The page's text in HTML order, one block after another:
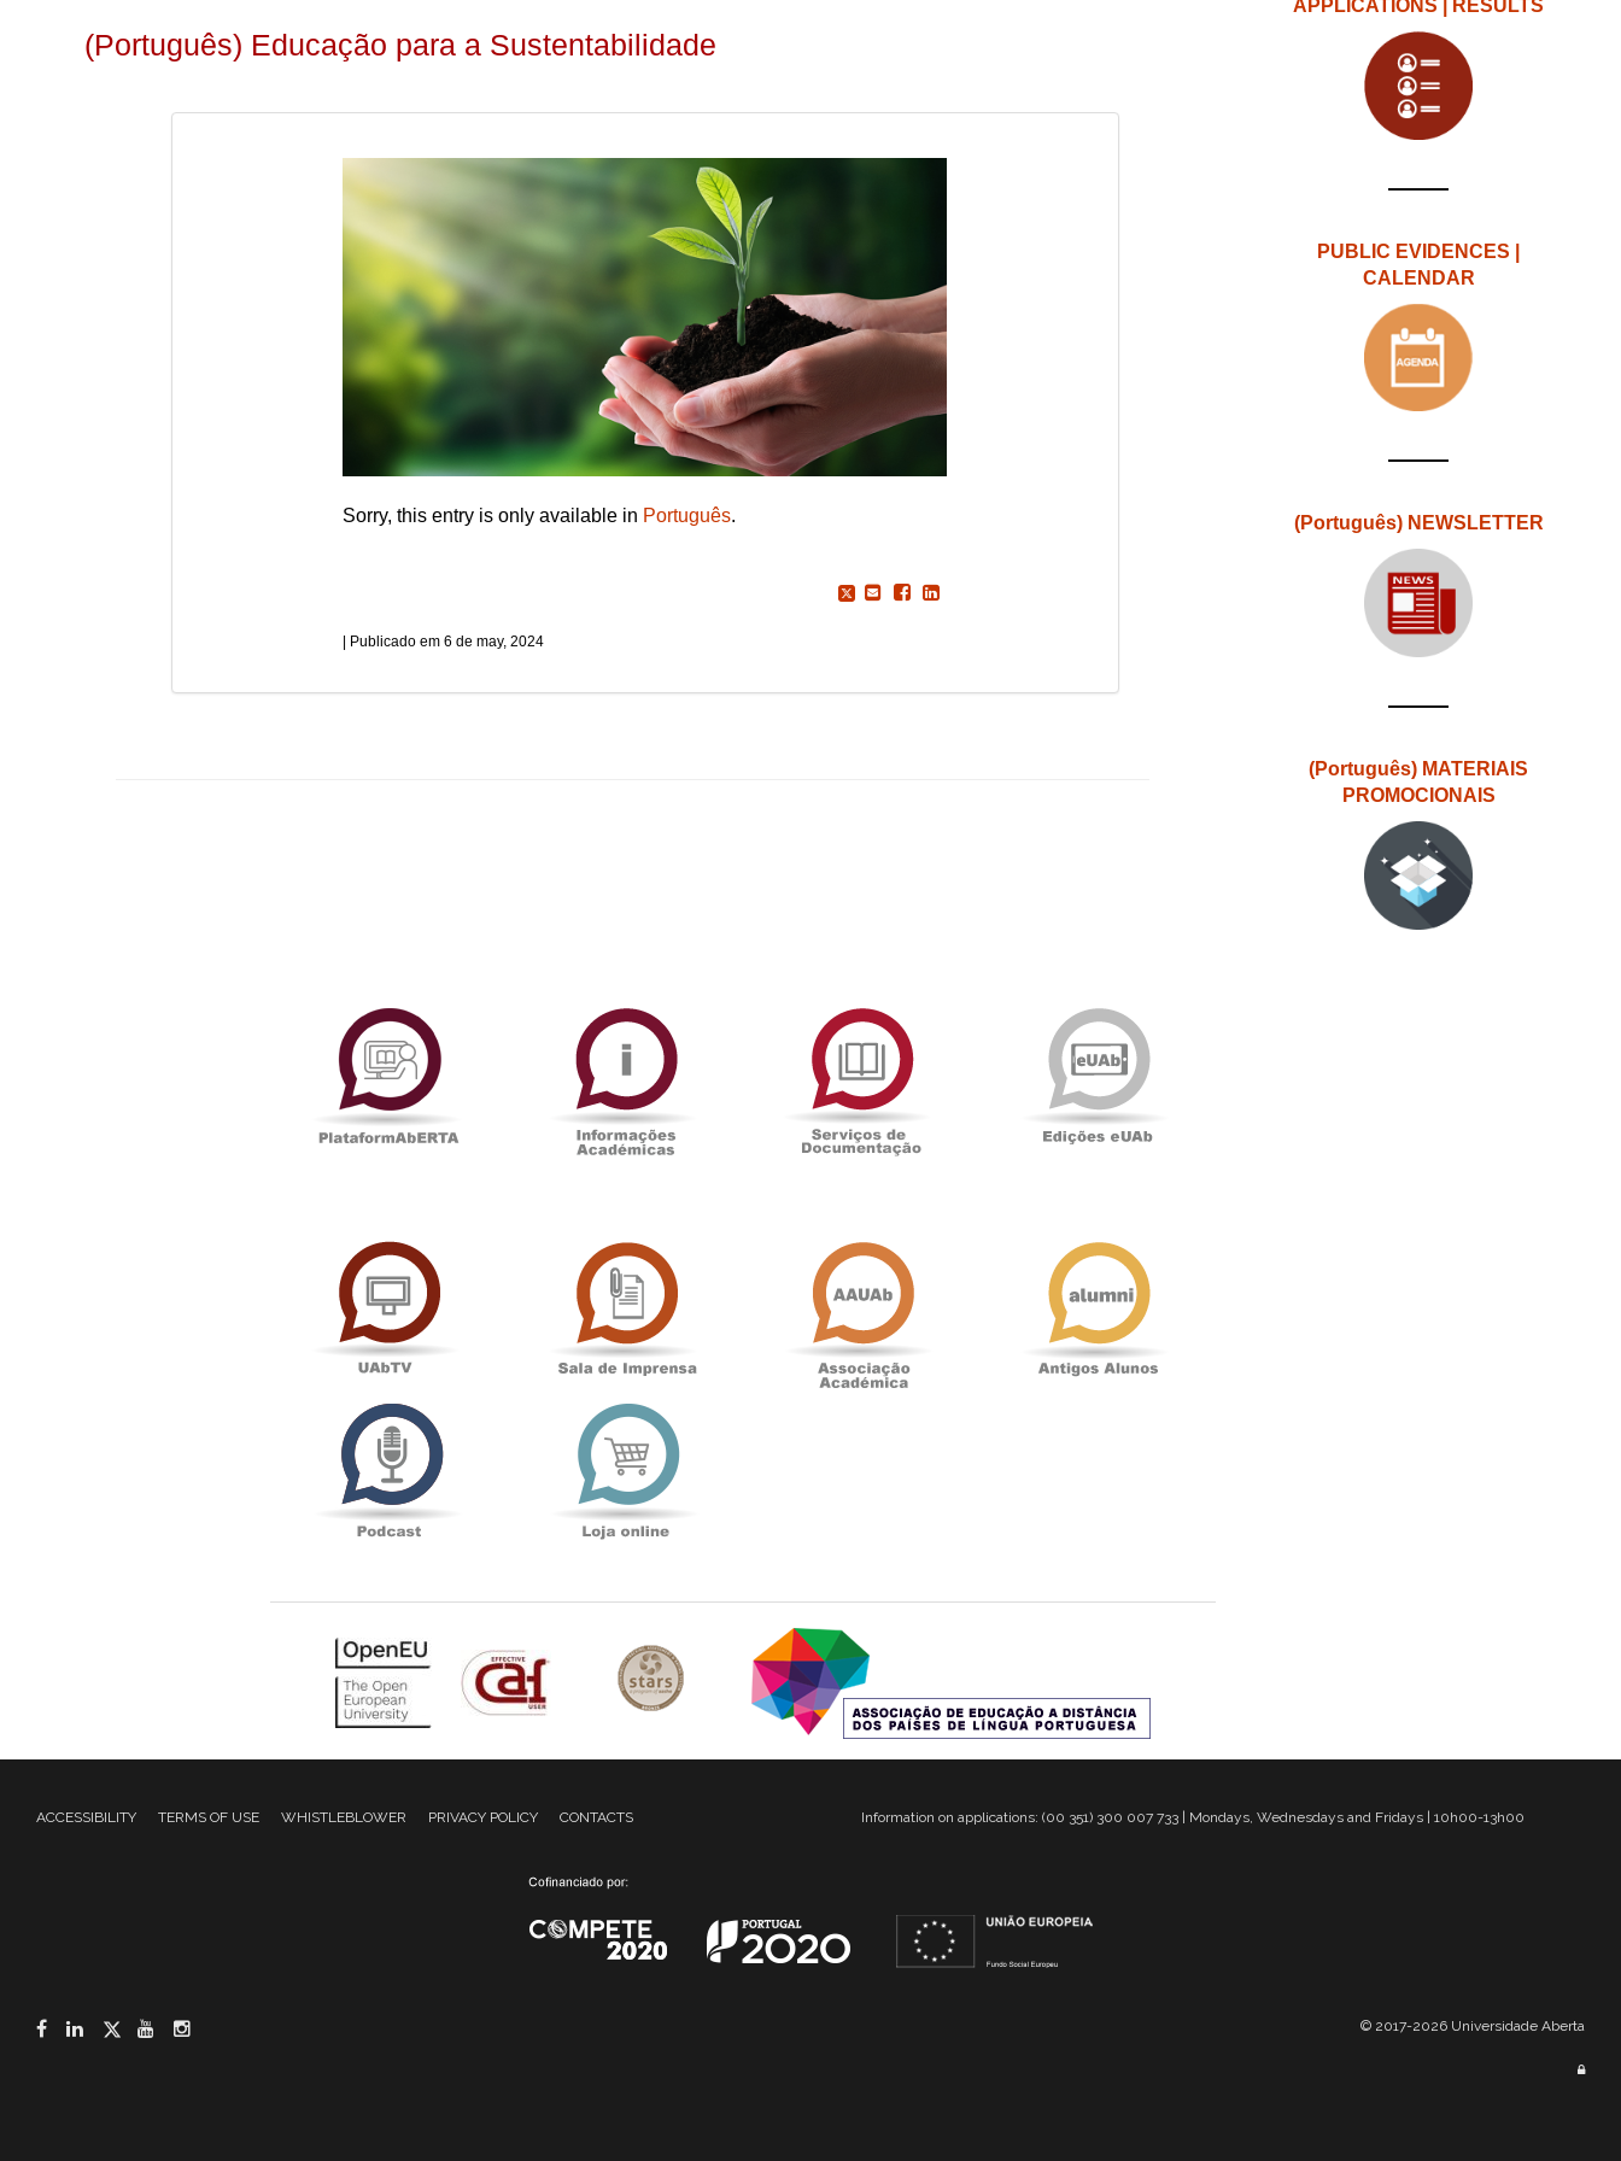
(Português) Educação para a Sustentabilidade
Sorry, this entry is only available in Português.
6 de may, 2024
APPLICATIONS | RESULTS
PUBLIC EVIDENCES |
CALENDAR
(Português) NEWSLETTER
(Português) MATERIAIS
PROMOCIONAIS
PlataformAberta
Académicas
Documentação
ACCESSIBILITY TERMS OF USE WHISTLEBLOWER PRIVACY POLICY CONTACTS Information on applications: (00 351) 300 007 733 | Mondays, Wednesdays and Fridays | 10h00-13h00
Facebook
LinkedIn
Twitter
YouTube © 2017-2026 Universidade Aberta